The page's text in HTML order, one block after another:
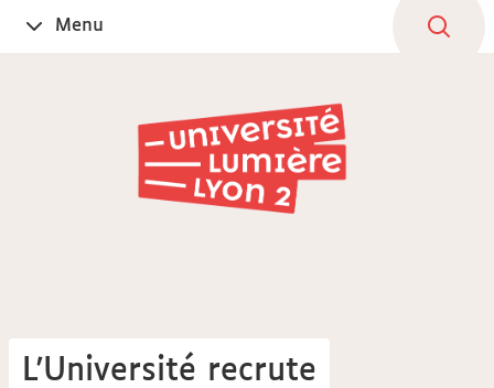
OuvrirMenu
L'Université recrute